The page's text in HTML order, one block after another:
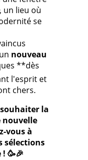
un lieu où
se
nouveau
**dès
l'esprit et
chers.
la
nouvelle
vous à
sélections
🥳🎉